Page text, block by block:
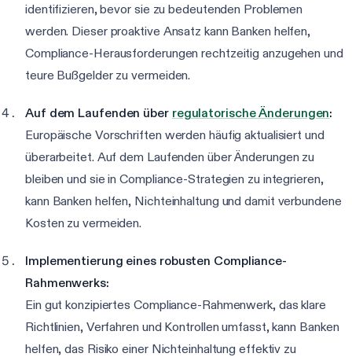
identifizieren, bevor sie zu bedeutenden Problemen
werden. Dieser proaktive Ansatz kann Banken helfen,
Compliance-Herausforderungen rechtzeitig anzugehen und
teure Bußgelder zu vermeiden.
Auf dem Laufenden über regulatorische Änderungen:
Europäische Vorschriften werden häufig aktualisiert und
überarbeitet. Auf dem Laufenden über Änderungen zu
bleiben und sie in Compliance-Strategien zu integrieren,
kann Banken helfen, Nichteinhaltung und damit verbundene
Kosten zu vermeiden.
Implementierung eines robusten Compliance-
Rahmenwerks:
Ein gut konzipiertes Compliance-Rahmenwerk, das klare
Richtlinien, Verfahren und Kontrollen umfasst, kann Banken
helfen, das Risiko einer Nichteinhaltung effektiv zu